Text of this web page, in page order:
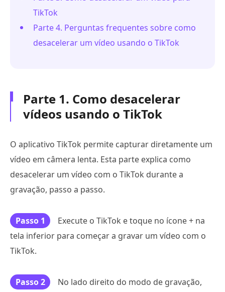
TikTok
Parte 4. Perguntas frequentes sobre como
desacelerar um vídeo usando o TikTok
Parte 1. Como desacelerar
vídeos usando o TikTok
O aplicativo TikTok permite capturar diretamente um
vídeo em câmera lenta. Esta parte explica como
desacelerar um vídeo com o TikTok durante a
gravação, passo a passo.
Passo 1
Execute o TikTok e toque no ícone + na
tela inferior para começar a gravar um vídeo com o
TikTok.
Passo 2
No lado direito do modo de gravação,